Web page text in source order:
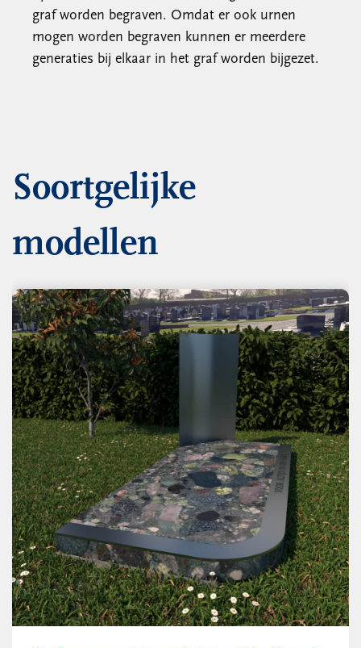
graf worden begraven. Omdat er ook urnen
mogen worden begraven kunnen er meerdere
generaties bij elkaar in het graf worden bijgezet.
Soortgelijke
modellen